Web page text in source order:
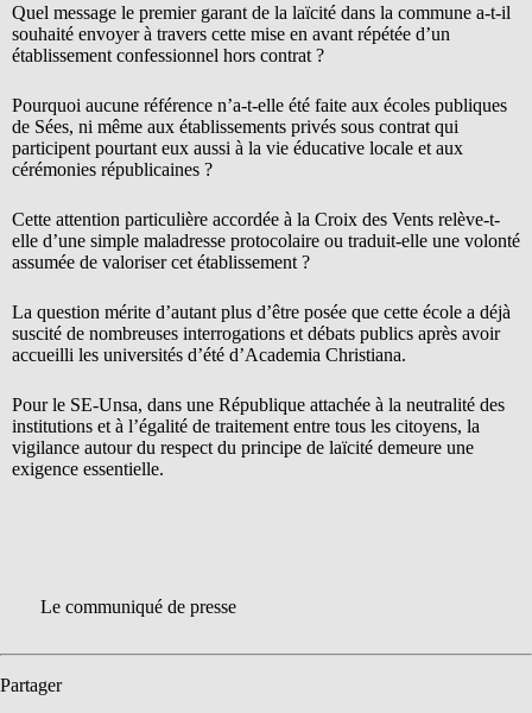
Quel message le premier garant de la laïcité dans la commune a-t-il
souhaité envoyer à travers cette mise en avant répétée d’un
établissement confessionnel hors contrat ?
Pourquoi aucune référence n’a-t-elle été faite aux écoles publiques
de Sées, ni même aux établissements privés sous contrat qui
participent pourtant eux aussi à la vie éducative locale et aux
cérémonies républicaines ?
Cette attention particulière accordée à la Croix des Vents relève-t-
elle d’une simple maladresse protocolaire ou traduit-elle une volonté
assumée de valoriser cet établissement ?
La question mérite d’autant plus d’être posée que cette école a déjà
suscité de nombreuses interrogations et débats publics après avoir
accueilli les universités d’été d’Academia Christiana.
Pour le SE-Unsa, dans une République attachée à la neutralité des
institutions et à l’égalité de traitement entre tous les citoyens, la
vigilance autour du respect du principe de laïcité demeure une
exigence essentielle.
Le communiqué de presse
Partager